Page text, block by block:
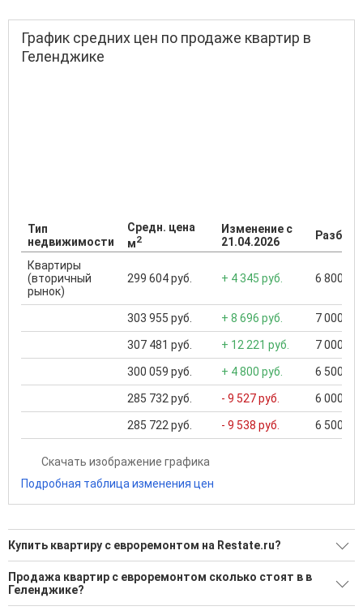
График средних цен по продаже квартир в
Геленджике
Тип
недвижимости
Средн. цена
м2
Изменение с
21.04.2026
Квартиры
(вторичный
рынок)
299 604 руб. + 4 345 руб. 6 800
303 955 руб. + 8 696 руб. 7 000
307 481 руб. + 12 221 руб. 7 000
300 059 руб. + 4 800 руб. 6 500
285 732 руб. - 9 527 руб. 6 000
285 722 руб. - 9 538 руб. 6 500
Скачать изображение графика
Подробная таблица изменения цен
Купить квартиру с евроремонтом на Restate.ru?
19 актуальных и проверенных объявлений
Продажа квартир с евроремонтом сколько стоят в в
Геленджике?